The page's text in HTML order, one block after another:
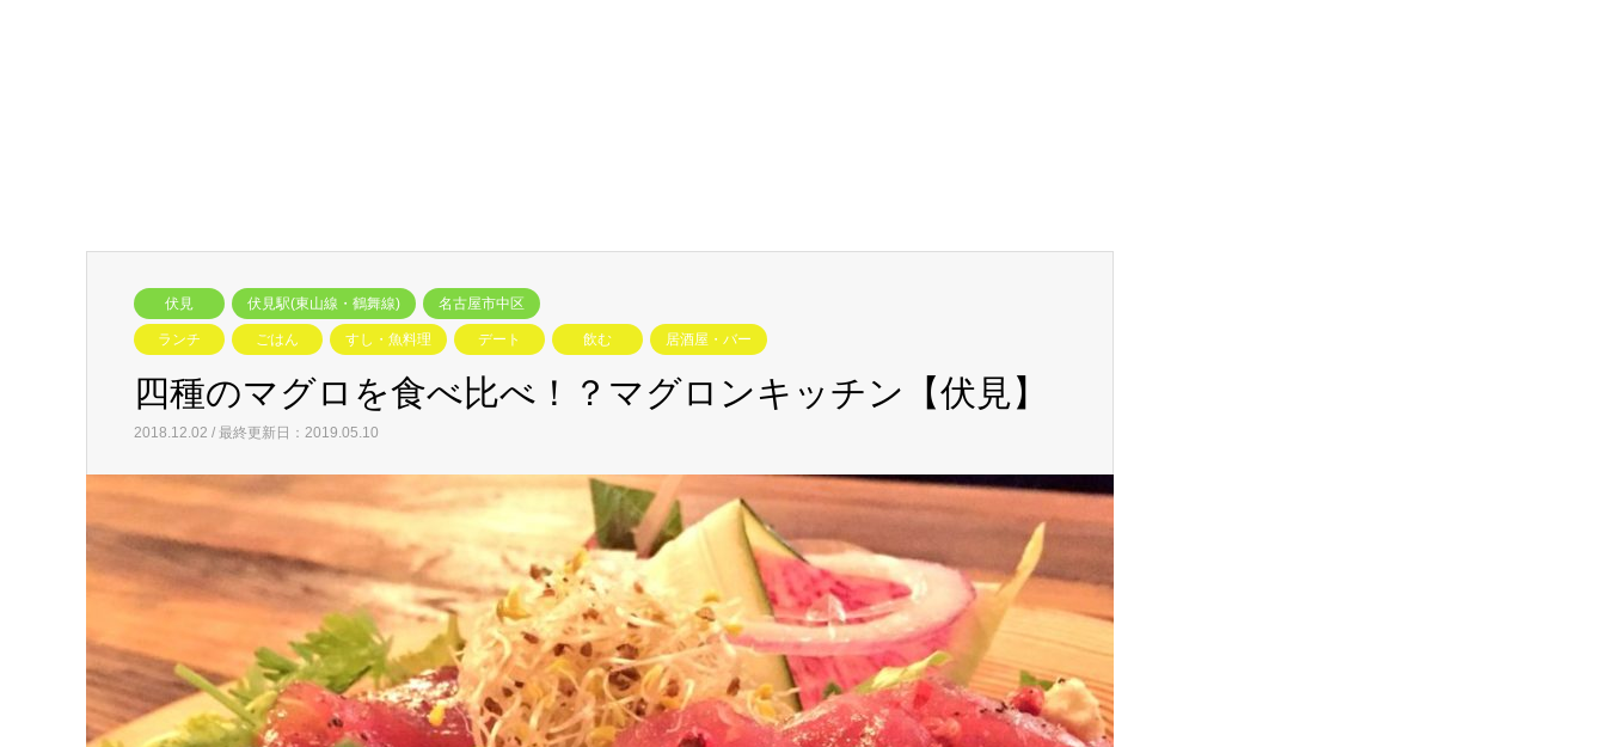
伏見 伏見駅(東山線・鶴舞線) 名古屋市中区
ランチ ごはん すし・魚料理 デート 飲む 居酒屋・バー
四種のマグロを食べ比べ！？マグロンキッチン【伏見】
2018.12.02 / 最終更新日：2019.05.10